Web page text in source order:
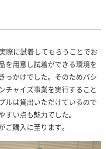
際に試着してもらうことでお
を用意し試着ができる環境を
っかけでした。そのためパシ
チャイズ事業を実行すること
ルは貸出いただけているので
い点も魅力でした。
購入に至ります。